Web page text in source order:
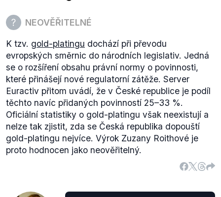
NEOVĚŘITELNÉ
K tzv. gold-platingu dochází při převodu
evropských směrnic do národních legislativ. Jedná
se o rozšíření obsahu právní normy o povinnosti,
které přinášejí nové regulatorní zátěže. Server
Euractiv přitom uvádí, že v České republice je podíl
těchto navíc přidaných povinností 25–33 %.
Oficiální statistiky o gold-platingu však neexistují a
nelze tak zjistit, zda se Česká republika dopouští
gold-platingu nejvíce. Výrok Zuzany Roithové je
proto hodnocen jako neověřitelný.